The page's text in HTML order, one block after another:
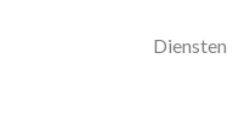
Diensten